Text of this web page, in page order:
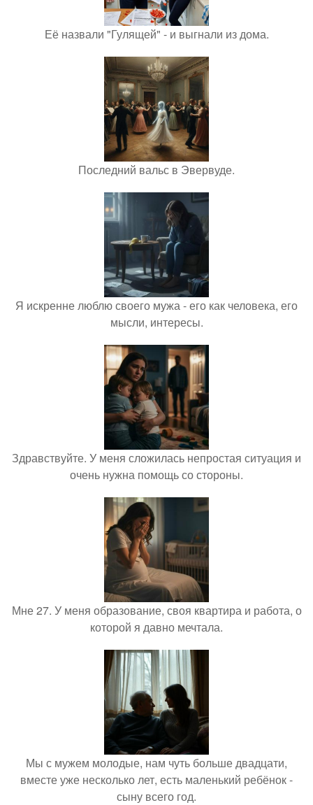
Её назвали "Гулящей" - и выгнали из дома.
Последний вальс в Эвервуде.
Я искренне люблю своего мужа - его как человека, его
мысли, интересы.
Здравствуйте. У меня сложилась непростая ситуация и
очень нужна помощь со стороны.
Мне 27. У меня образование, своя квартира и работа, о
которой я давно мечтала.
Мы с мужем молодые, нам чуть больше двадцати,
вместе уже несколько лет, есть маленький ребёнок -
сыну всего год.